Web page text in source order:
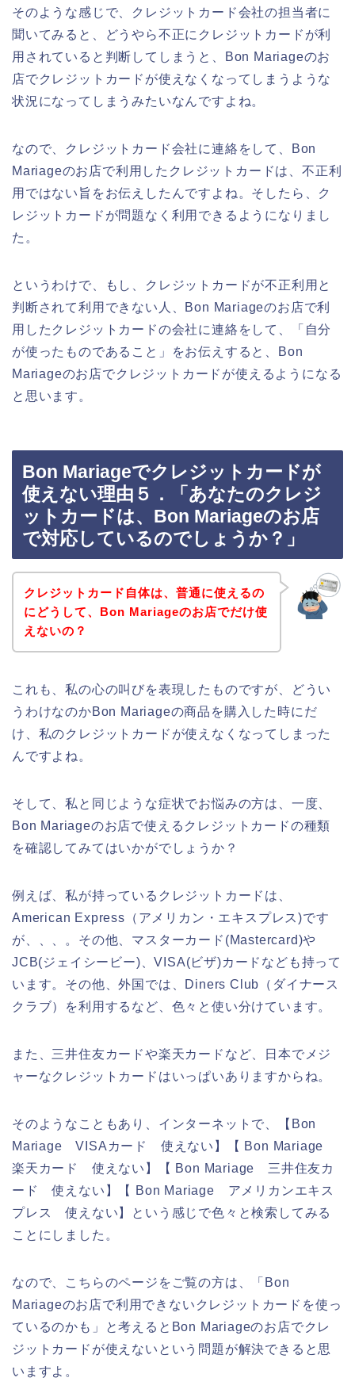
そのような感じで、クレジットカード会社の担当者に
聞いてみると、どうやら不正にクレジットカードが利
用されていると判断してしまうと、Bon Mariageのお
店でクレジットカードが使えなくなってしまうような
状況になってしまうみたいなんですよね。
なので、クレジットカード会社に連絡をして、Bon
Mariageのお店で利用したクレジットカードは、不正利
用ではない旨をお伝えしたんですよね。そしたら、ク
レジットカードが問題なく利用できるようになりまし
た。
というわけで、もし、クレジットカードが不正利用と
判断されて利用できない人、Bon Mariageのお店で利
用したクレジットカードの会社に連絡をして、「自分
が使ったものであること」をお伝えすると、Bon
Mariageのお店でクレジットカードが使えるようになる
と思います。
Bon Mariageでクレジットカードが
使えない理由５．「あなたのクレジ
ットカードは、Bon Mariageのお店
で対応しているのでしょうか？」
クレジットカード自体は、普通に使えるの
にどうして、Bon Mariageのお店でだけ使
えないの？
これも、私の心の叫びを表現したものですが、どうい
うわけなのかBon Mariageの商品を購入した時にだ
け、私のクレジットカードが使えなくなってしまった
んですよね。
そして、私と同じような症状でお悩みの方は、一度、
Bon Mariageのお店で使えるクレジットカードの種類
を確認してみてはいかがでしょうか？
例えば、私が持っているクレジットカードは、
American Express（アメリカン・エキスプレス)です
が、、、。その他、マスターカード(Mastercard)や
JCB(ジェイシービー)、VISA(ビザ)カードなども持って
います。その他、外国では、Diners Club（ダイナース
クラブ）を利用するなど、色々と使い分けています。
また、三井住友カードや楽天カードなど、日本でメジ
ャーなクレジットカードはいっぱいありますからね。
そのようなこともあり、インターネットで、【Bon
Mariage VISAカード 使えない】【 Bon Mariage
楽天カード 使えない】【 Bon Mariage 三井住友カ
ード 使えない】【 Bon Mariage アメリカンエキス
プレス 使えない】という感じで色々と検索してみる
ことにしました。
なので、こちらのページをご覧の方は、「Bon
Mariageのお店で利用できないクレジットカードを使っ
ているのかも」と考えるとBon Mariageのお店でクレ
ジットカードが使えないという問題が解決できると思
いますよ。